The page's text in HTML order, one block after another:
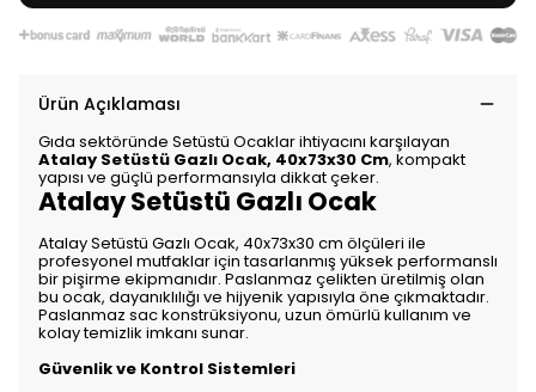
Ürün Açıklaması
Gıda sektöründe Setüstü Ocaklar ihtiyacını karşılayan
Atalay Setüstü Gazlı Ocak, 40x73x30 Cm, kompakt
yapısı ve güçlü performansıyla dikkat çeker.
Atalay Setüstü Gazlı Ocak
Atalay Setüstü Gazlı Ocak, 40x73x30 cm ölçüleri ile
profesyonel mutfaklar için tasarlanmış yüksek performanslı
bir pişirme ekipmanıdır. Paslanmaz çelikten üretilmiş olan
bu ocak, dayanıklılığı ve hijyenik yapısıyla öne çıkmaktadır.
Paslanmaz sac konstrüksiyonu, uzun ömürlü kullanım ve
kolay temizlik imkanı sunar.
Güvenlik ve Kontrol Sistemleri